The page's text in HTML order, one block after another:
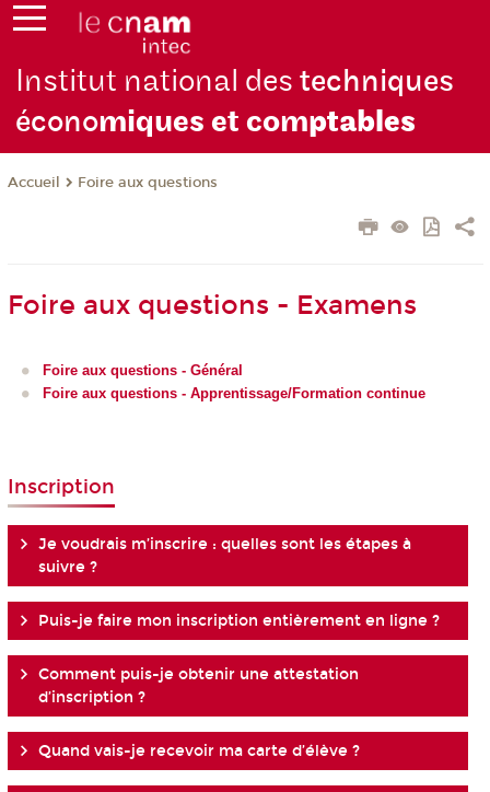
Institut national destechniques
économiques et comptables
Accueil Foire aux questions
Foire aux questions - Examens
Foire aux questions - Général
Foire aux questions - Apprentissage/Formation continue
Inscription
Je voudrais m’inscrire : quelles sont les étapes à
suivre ?
Puis-je faire mon inscription entièrement en ligne ?
Comment puis-je obtenir une attestation
d’inscription ?
Quand vais-je recevoir ma carte d’élève ?